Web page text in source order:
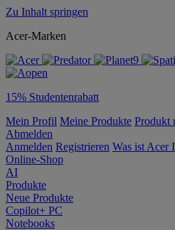
Zu Inhalt springen
Acer-Marken
15% Studentenrabatt
Mein Profil Meine Produkte Produkt
Abmelden
Anmelden Registrieren Was ist Acer
Online-Shop
AI
Produkte
Neue Produkte
Copilot+ PC
Notebooks